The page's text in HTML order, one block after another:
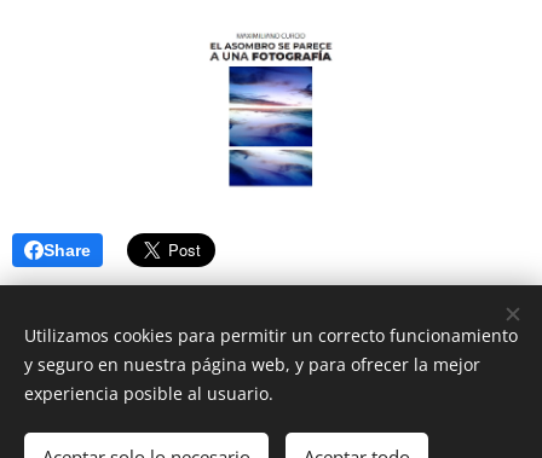
Share
Utilizamos cookies para permitir un correcto funcionamiento
y seguro en nuestra página web, y para ofrecer la mejor
experiencia posible al usuario.